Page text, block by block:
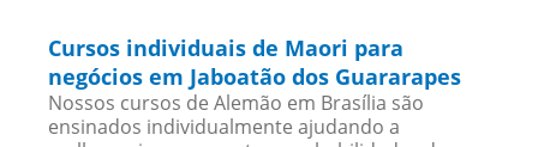
Cursos individuais de Maori para
negócios em Jaboatão dos Guararapes
Nossos cursos de Alemão em Brasília são
ensinados individualmente ajudando a